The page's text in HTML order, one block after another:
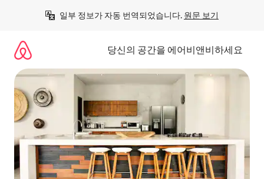
일부 정보가 자동 번역되었습니다. 원문 보기
당신의 공간을 에어비앤비하세요